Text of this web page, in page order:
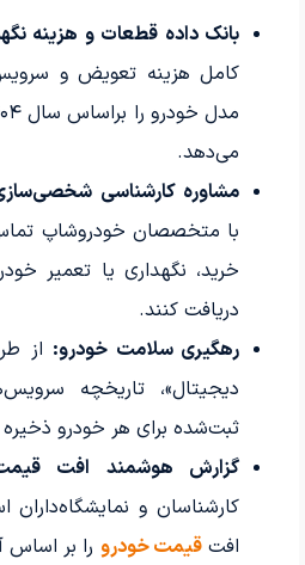
بانک داده قطعات و هزینه
می‌دهد.
مشاوره کارشناسی
با متخصصان خودروشاپ تماس
خرید، نگهداری یا تعمیر
دریافت کنند.
رهگیری سلامت خودرو: از
دیجیتال»، تاریخچه
ثبت‌شده برای هر خودرو
گزارش هوشمند افت
کارشناسان و
افتقیمت خودرو را بر